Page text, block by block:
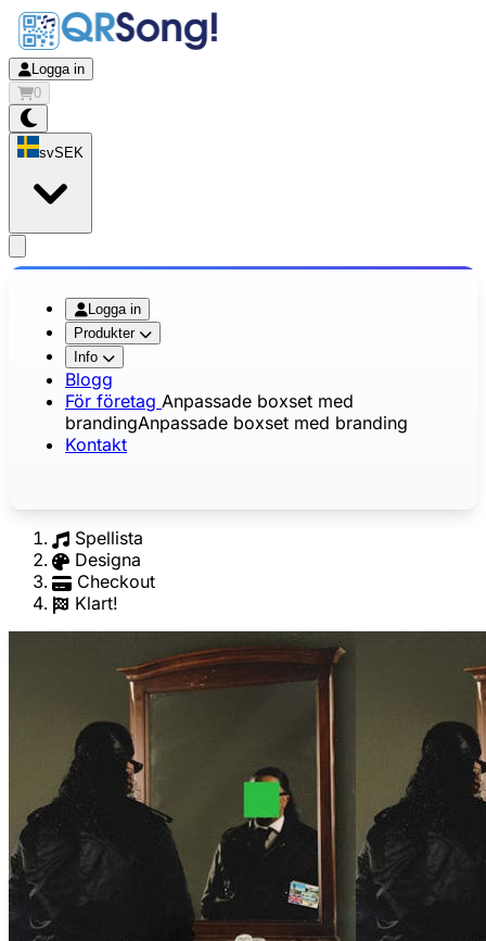
Logga in
0
svSEK
Logga in
Produkter
Info
Blogg
För företag Anpassade boxset med
brandingAnpassade boxset med branding
Kontakt
Spellista
Designa
Checkout
Klart!